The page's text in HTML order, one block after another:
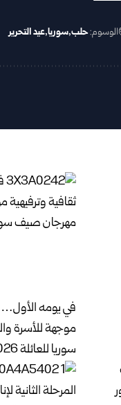
الوسوم:حلب سوريا عيد التحرير
في يومه الأول…
موجهة للأسرة
سوريا للعائلة 2026